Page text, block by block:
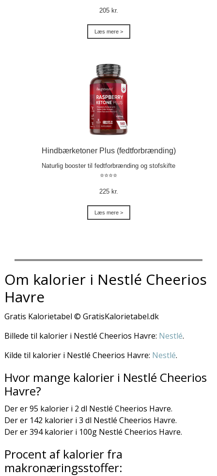
205 kr.
Læs mere >
Hindbærketoner Plus (fedtforbrænding)
Naturlig booster til fedtforbrænding og stofskifte
⭐⭐⭐⭐
225 kr.
Læs mere >
Om kalorier i Nestlé Cheerios
Havre
Gratis Kalorietabel © GratisKalorietabel.dk
Billede til kalorier i Nestlé Cheerios Havre: Nestlé.
Kilde til kalorier i Nestlé Cheerios Havre: Nestlé.
Hvor mange kalorier i Nestlé Cheerios
Havre?
Der er 95 kalorier i 2 dl Nestlé Cheerios Havre.
Der er 142 kalorier i 3 dl Nestlé Cheerios Havre.
Der er 394 kalorier i 100g Nestlé Cheerios Havre.
Procent af kalorier fra
makronæringsstoffer: